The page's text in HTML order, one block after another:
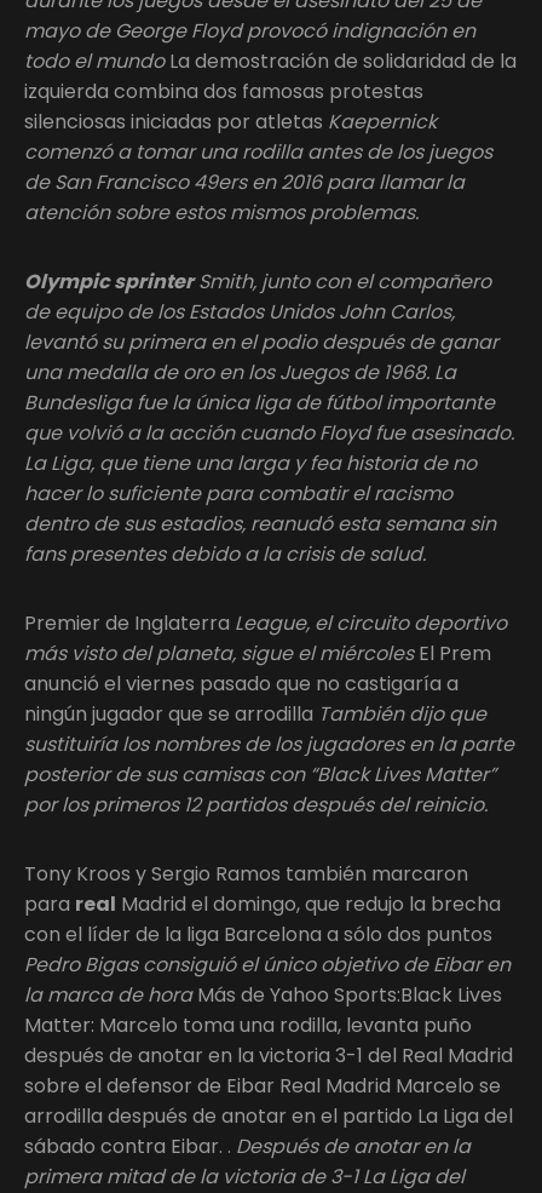
mayo de George Floyd provocó indignación en
todo el mundoLa demostración de solidaridad de la
izquierda combina dos famosas protestas
silenciosas iniciadas por atletas Kaepernick
comenzó a tomar una rodilla antes de los juegos
de San Francisco 49ers en 2016 para llamar la
atención sobre estos mismos problemas.
Olympic sprinterSmith, junto con el compañero
de equipo de los Estados Unidos John Carlos,
levantó su primera en el podio después de ganar
una medalla de oro en los Juegos de 1968. La
Bundesliga fue la única liga de fútbol importante
que volvió a la acción cuando Floyd fue asesinado.
La Liga, que tiene una larga y fea historia de no
hacer lo suficiente para combatir el racismo
dentro de sus estadios, reanudó esta semana sin
fans presentes debido a la crisis de salud.
Premier de Inglaterra League, el circuito deportivo
más visto del planeta, sigue el miércolesEl Prem
anunció el viernes pasado que no castigaría a
ningún jugador que se arrodilla También dijo que
sustituiría los nombres de los jugadores en la parte
posterior de sus camisas con “Black Lives Matter”
por los primeros 12 partidos después del reinicio.
Tony Kroos y Sergio Ramos también marcaron
para real Madrid el domingo, que redujo la brecha
con el líder de la liga Barcelona a sólo dos puntos
Pedro Bigas consiguió el único objetivo de Eibar en
la marca de horaMás de Yahoo Sports:Black Lives
Matter: Marcelo toma una rodilla, levanta puño
después de anotar en la victoria 3-1 del Real Madrid
sobre el defensor de Eibar Real Madrid Marcelo se
arrodilla después de anotar en el partido La Liga del
sábado contra Eibar. . Después de anotar en la
primera mitad de la victoria de 3-1 La Liga del